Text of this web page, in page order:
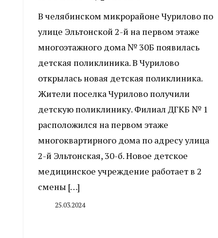
В челябинском микрорайоне Чурилово по
улице Эльтонской 2-й на первом этаже
многоэтажного дома № 30Б появилась
детская поликлиника. В Чурилово
открылась новая детская поликлиника.
Жители поселка Чурилово получили
детскую поликлинику. Филиал ДГКБ № 1
расположился на первом этаже
многоквартирного дома по адресу улица
2-й Эльтонская, 30-б. Новое детское
медицинское учреждение работает в 2
смены […]
25.03.2024